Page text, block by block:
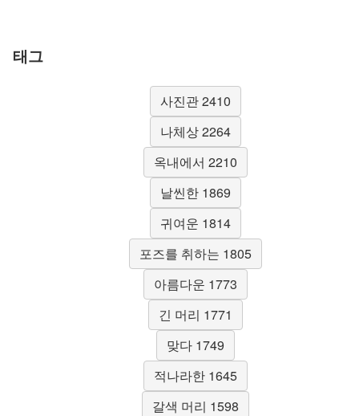
태그
사진관 2410
나체상 2264
옥내에서 2210
날씬한 1869
귀여운 1814
포즈를 취하는 1805
아름다운 1773
긴 머리 1771
맞다 1749
적나라한 1645
갈색 머리 1598